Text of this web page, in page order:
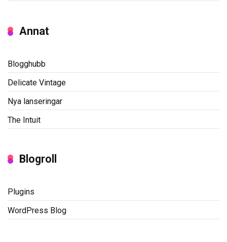
Annat
Blogghubb
Delicate Vintage
Nya lanseringar
The Intuit
Blogroll
Plugins
WordPress Blog